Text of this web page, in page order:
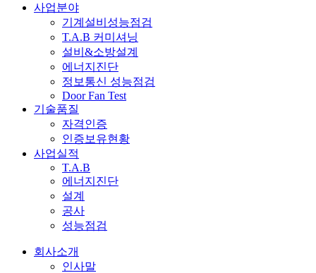
사업분야
기계설비성능점검
T.A.B 커미셔닝
설비&소방설계
에너지진단
정보통신 성능점검
Door Fan Test
기술품질
자격인증
인증보유현황
사업실적
T.A.B
에너지진단
설계
공사
성능점검
회사소개
인사말